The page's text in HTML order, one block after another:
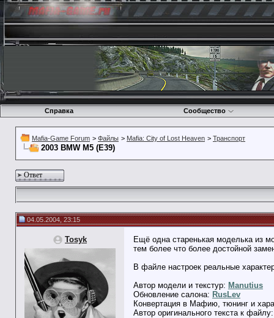
Справка Сообщество
Mafia-Game Forum > Файлы > Mafia: City of Lost Heaven > Транспорт
2003 BMW M5 (E39)
Ответ
04.05.2004, 23:15
Tosyk
Ещё одна старенькая моделька из
тем более что более достойной
В файле настроек реальные
Автор модели и текстур: Manutius
Обновление салона: RusLev
Конвертация в Мафию, тюнинг и
Автор оригинального текста к